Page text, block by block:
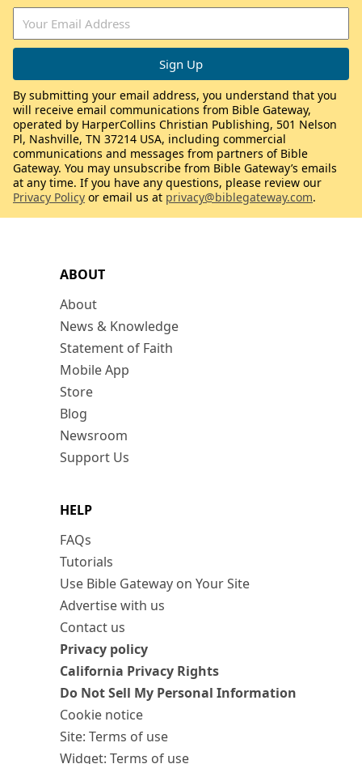
ABOUT
About
News & Knowledge
Statement of Faith
Mobile App
Store
Blog
Newsroom
Support Us
HELP
FAQs
Tutorials
Use Bible Gateway on Your Site
Advertise with us
Contact us
Privacy policy
California Privacy Rights
Do Not Sell My Personal Information
Cookie notice
Site: Terms of use
Widget: Terms of use
By submitting your email address, you understand that you
will receive email communications from Bible Gateway,
operated by HarperCollins Christian Publishing, 501 Nelson
Pl, Nashville, TN 37214 USA, including commercial
communications and messages from partners of Bible
Gateway. You may unsubscribe from Bible Gateway’s emails
at any time. If you have any questions, please review our
Privacy Policy or email us at privacy@biblegateway.com.